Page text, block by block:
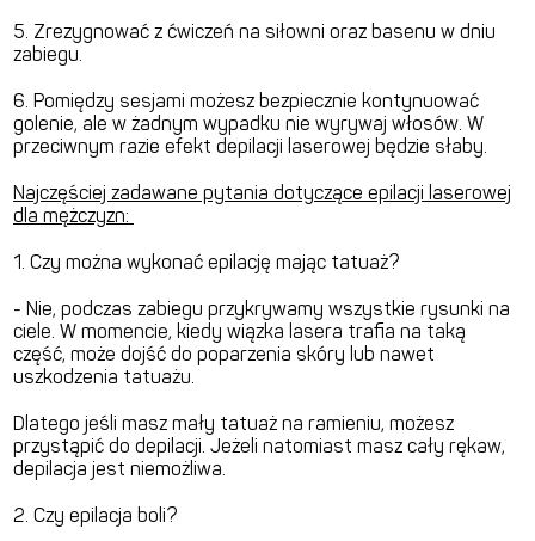
5. Zrezygnować z ćwiczeń na siłowni oraz basenu w dniu
zabiegu.
6. Pomiędzy sesjami możesz bezpiecznie kontynuować
golenie, ale w żadnym wypadku nie wyrywaj włosów. W
przeciwnym razie efekt depilacji laserowej będzie słaby.
Najczęściej zadawane pytania dotyczące epilacji laserowej
dla mężczyzn:
1. Czy można wykonać epilację mając tatuaż?
- Nie, podczas zabiegu przykrywamy wszystkie rysunki na
ciele. W momencie, kiedy wiązka lasera trafia na taką
część, może dojść do poparzenia skóry lub nawet
uszkodzenia tatuażu.
Dlatego jeśli masz mały tatuaż na ramieniu, możesz
przystąpić do depilacji. Jeżeli natomiast masz cały rękaw,
depilacja jest niemożliwa.
2. Czy epilacja boli?